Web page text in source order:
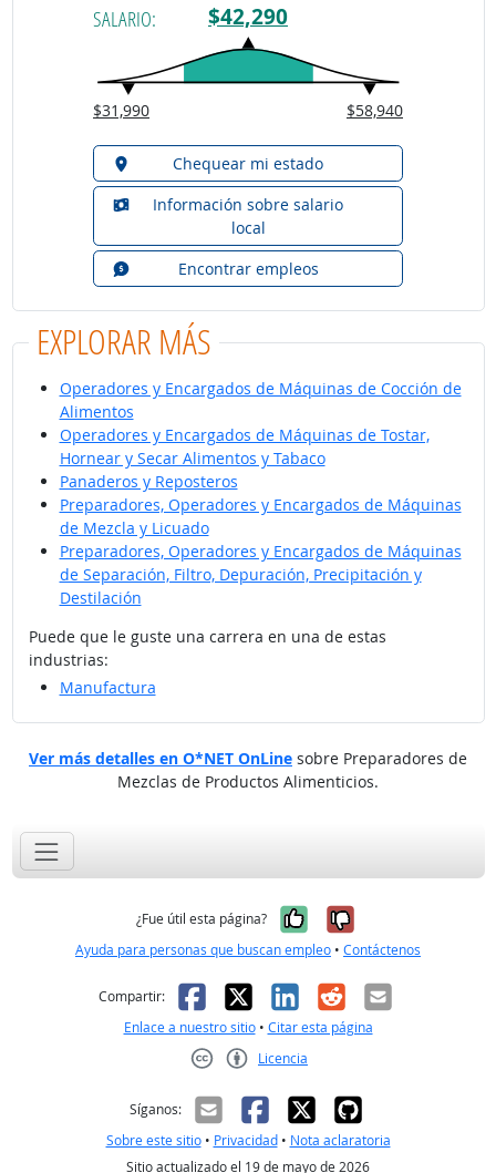
SALARIO: $42,290
$31,990 $58,940
Chequear mi estado
Información sobre salario
local
Encontrar empleos
EXPLORAR MÁS
Operadores y Encargados de Máquinas de Cocción de
Alimentos
Operadores y Encargados de Máquinas de Tostar,
Hornear y Secar Alimentos y Tabaco
Panaderos y Reposteros
Preparadores, Operadores y Encargados de Máquinas
de Mezcla y Licuado
Preparadores, Operadores y Encargados de Máquinas
de Separación, Filtro, Depuración, Precipitación y
Destilación
Puede que le guste una carrera en una de estas
industrias:
Manufactura
Ver más detalles en O*NET OnLine sobre Preparadores de
Mezclas de Productos Alimenticios.
¿Fue útil esta página? Sí, fue útil
No, no fue
Ayuda para personas que buscan empleo • Contáctenos
Compartir: Facebook
X LinkedIn
RedditCorreo
Enlace a nuestro sitio• Citar esta página
Licencia
Síganos:
Sobre este sitio• Privacidad• Nota aclaratoria
Sitio actualizado el 19 de mayo de 2026